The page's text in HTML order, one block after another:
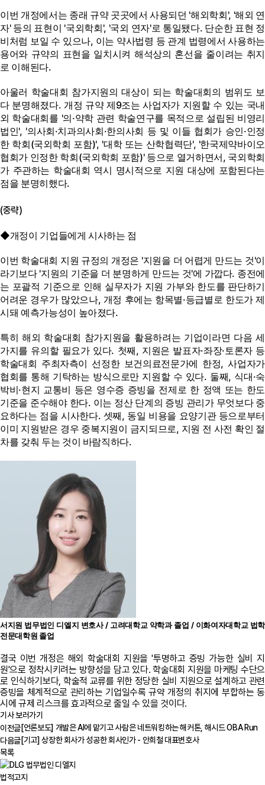
이번 개정에서는 종래 규약 곳곳에서 사용되던 '해외학회', '해외 연
자' 등의 표현이 '국외학회', '국외 연자'로 통일됐다. 단순한 표현 정
비처럼 보일 수 있으나, 이는 약사법령 등 관계 법령에서 사용하는
용어와 규약의 표현을 일치시켜 해석상의 혼선을 줄이려는 취지
로 이해된다.
아울러 학술대회 참가지원의 대상이 되는 학술대회의 범위도 보
다 분명해졌다. 개정 규약 제9조는 사업자가 지원할 수 있는 국내
외 학술대회를 '의·약학 관련 학술연구를 목적으로 설립된 비영리
법인', '의사회·치과의사회·한의사회 등 및 이들 협회가 승인·인정
한 학회(국외학회 포함)', '대학 또는 산학협력단', '한국제약바이오
협회가 인정한 학회(국외학회 포함)' 등으로 열거하면서, 국외학회
가 주관하는 학술대회 역시 명시적으로 지원 대상에 포함된다는
점을 분명히했다.
(중략)
◆개정이 기업들에게 시사하는 점
이번 학술대회 지원 규정의 개정은 '지원을 더 어렵게 만드는 것'이
라기보다 '지원의 기준을 더 분명하게 만드는 것'에 가깝다. 종전에
는 포괄적 기준으로 인해 실무자가 지원 가부와 한도를 판단하기
어려운 경우가 많았으나, 개정 후에는 항목별·등급별로 한도가 제
시돼 예측가능성이 높아졌다.
특히 해외 학술대회 참가지원을 활용하려는 기업이라면 다음 세
가지를 유의할 필요가 있다. 첫째, 지원은 발표자·좌장·토론자 등
학술대회 주최자측이 선정한 보건의료전문가에 한정, 사업자가
협회를 통해 기탁하는 방식으로만 지원할 수 있다. 둘째, 식대·숙
박비·현지 교통비 등은 영수증 증빙을 전제로 한 정액 또는 한도
기준을 준수해야 한다. 이는 정산 단계의 증빙 관리가 무엇보다 중
요하다는 점을 시사한다. 셋째, 동일 비용을 요양기관 등으로부터
이미 지원받은 경우 중복지원이 금지되므로, 지원 전 사전 확인 절
차를 갖춰 두는 것이 바람직하다.
서지원 법무법인 디엘지 변호사 / 고려대학교 약학과 졸업 / 이화여자대학교 법학
전문대학원 졸업
결국 이번 개정은 해외 학술대회 지원을 '투명하고 증빙 가능한 실비 지
원'으로 정착시키려는 방향성을 담고 있다. 학술대회 지원을 마케팅 수단으
로 인식하기보다, 학술적 교류를 위한 정당한 실비 지원으로 설계하고 관련
증빙을 체계적으로 관리하는 기업일수록 규약 개정의 취지에 부합하는 동
시에 규제 리스크를 효과적으로 줄일 수 있을 것이다.
기사 보러가기
이전글[언론보도] 개발은 AI에 맡기고 사람은 네트워킹하는 해커톤, 해시드 OBA Run
다음글[기고] 상장한 회사가 성공한 회사인가 - 안희철 대표변호사
목록
법적고지